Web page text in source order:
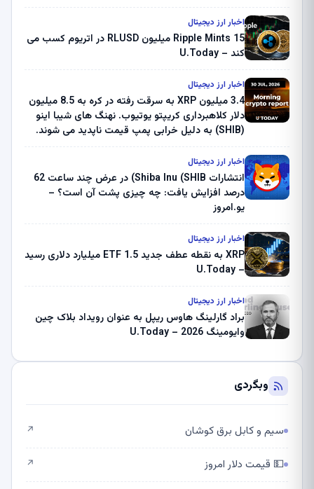
اخبار ارز دیجیتال
Ripple Mints 15 میلیون RLUSD در اتریوم کسب می
کند – U.Today
اخبار ارز دیجیتال
3.4 میلیون XRP به سرقت رفته در کره به 8.5 میلیون
دلار کلاهبرداری کریپتو یوتیوب. نهنگ های شیبا اینو
(SHIB) به دلیل خرابی پمپ قیمت ناپدید می شوند.
ثبت کرد – گزارش کریپتو صبح – U.Today
اخبار ارز دیجیتال
انتشارات Shiba Inu (SHIB) در عرض چند ساعت 62
درصد افزایش یافت: چه چیزی پشت آن است؟ –
یو.امروز
اخبار ارز دیجیتال
XRP به نقطه عطف جدید ETF 1.5 میلیارد دلاری رسید
– U.Today
اخبار ارز دیجیتال
براد گارلینگ هاوس ریپل به عنوان رویداد بلاک چین
وایومینگ 2026 – U.Today
وبگردی
سیم و کابل برق کوشان ↗
💵 قیمت دلار امروز ↗